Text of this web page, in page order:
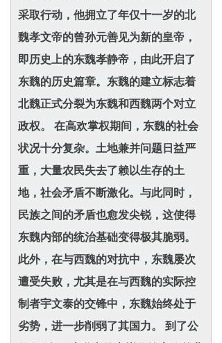
采取行动，他拥立了年仅十一岁的北
魏孝文帝的曾孙元善见为新的皇帝，
即历史上的东魏孝静帝，由此开启了
东魏的历史篇章。东魏的建立标志着
北魏正式分裂为东魏和西魏两个对立
政权。 在高欢掌权期间，东魏的社会
状况十分复杂。土地兼并问题日益严
重，大量农民失去了赖以生存的土
地，社会矛盾不断激化。与此同时，
民族之间的矛盾也愈发尖锐，这使得
东魏内部的统治基础变得极其脆弱。
此外，在与西魏的对抗中，东魏屡次
遭受失败，尤其是在与西魏的实际控
制者宇文泰的交锋中，东魏始终处于
劣势，进一步削弱了其国力。 到了公